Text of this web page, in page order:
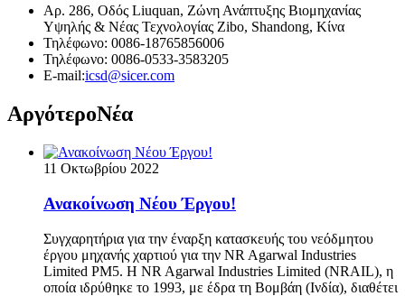
Αρ. 286, Οδός Liuquan, Ζώνη Ανάπτυξης Βιομηχανίας
Υψηλής & Νέας Τεχνολογίας Zibo, Shandong, Κίνα
Τηλέφωνο: 0086-18765856006
Τηλέφωνο: 0086-0533-3583205
E-mail:icsd@sicer.com
ΑργότεροΝέα
11 Οκτωβρίου 2022
Ανακοίνωση Νέου Έργου!
Συγχαρητήρια για την έναρξη κατασκευής του νεόδμητου
έργου μηχανής χαρτιού για την NR Agarwal Industries
Limited PM5. Η NR Agarwal Industries Limited (NRAIL), η
οποία ιδρύθηκε το 1993, με έδρα τη Βομβάη (Ινδία), διαθέτει